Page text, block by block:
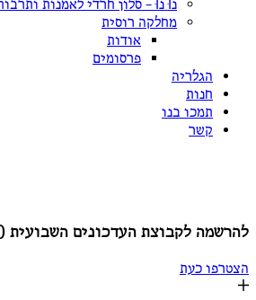
נוּ נוּ – סלון חרדי לאמנות
מחלקה רוסית
אודות
פרסומים
הגלריה
חנות
תמכו בנו
קשר
להרשמה לקבוצת העדכונים
הצטרפו כעת